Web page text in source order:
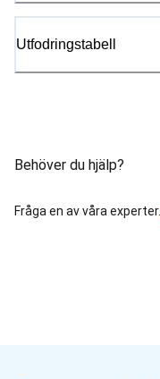
Utfodringstabell
Behöver du hjälp?
Fråga en av våra experter.